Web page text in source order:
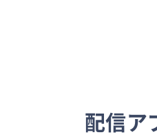
配信ア